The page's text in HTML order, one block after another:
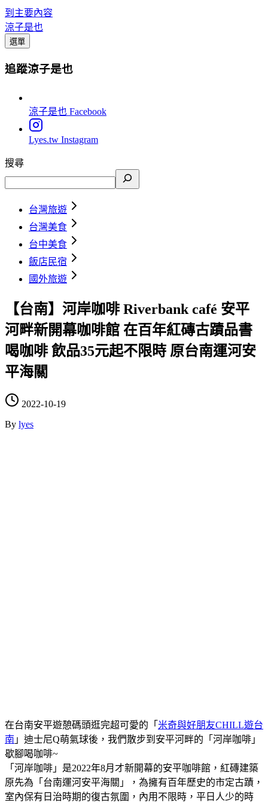
到主要內容
涼子是也
選單
追蹤涼子是也
涼子是也 Facebook
Lyes.tw Instagram
搜尋
台灣旅遊
台灣美食
台中美食
飯店民宿
國外旅遊
【台南】河岸咖啡 Riverbank café 安平
河畔新開幕咖啡館 在百年紅磚古蹟品書
喝咖啡 飲品35元起不限時 原台南運河安
平海關
2022-10-19
By lyes
在台南安平遊憩碼頭逛完超可愛的「 米奇與好朋友CHILL遊台
南 」迪士尼Q萌氣球後，我們散步到安平河畔的「河岸咖啡」
歇腳喝咖啡~
「河岸咖啡」是2022年8月才新開幕的安平咖啡館，紅磚建築
原先為「台南運河安平海關」，為擁有百年歷史的市定古蹟，
室內保有日治時期的復古氛圍，內用不限時，平日人少的時